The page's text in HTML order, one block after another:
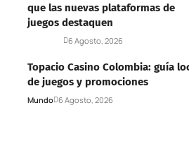
que las nuevas plataformas de
juegos destaquen
6 Agosto, 2026
Topacio Casino Colombia: guía
de juegos y promociones
Mundo 6 Agosto, 2026